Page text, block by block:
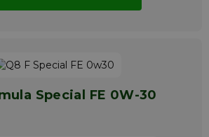
Special FE 0W-30